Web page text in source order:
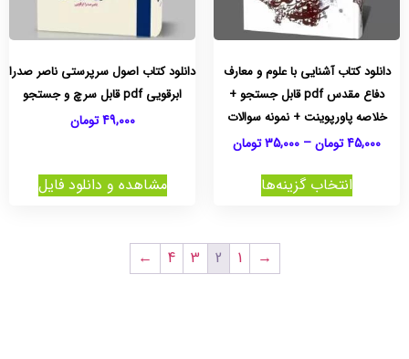
دانلود کتاب آشنایی با علوم و معارف
دفاع مقدس pdf قابل جستجو +
خلاصه پاورپوینت + نمونه سوالات
45,000تومان–
35,000تومان
انتخاب گزینه‌ها
دانلود کتاب اصول سرپرستی ناصر صدرا
ابرقویی pdf قابل سرچ و جستجو
49,000 تومان
مشاهده و دانلود فایل
→
1
2
3
4
←